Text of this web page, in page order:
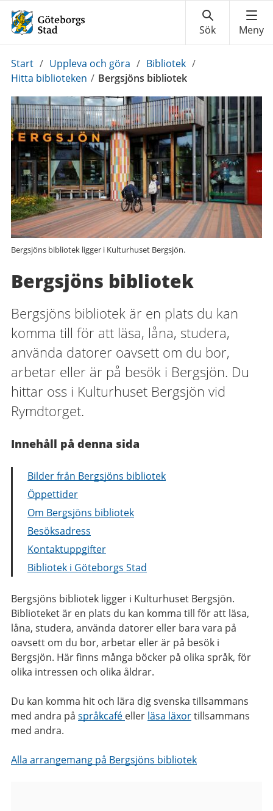
Du
är
Start / Uppleva och göra / Bibliotek /
Hitta biblioteken / Bergsjöns bibliotek
Bergsjöns bibliotek ligger i Kulturhuset Bergsjön.
Bergsjöns bibliotek
Bergsjöns bibliotek är en plats du kan
komma till för att läsa, låna, studera,
använda datorer oavsett om du bor,
arbetar eller är på besök i Bergsjön. Du
hittar oss i Kulturhuset Bergsjön vid
Rymdtorget.
Innehåll på denna sida
Bilder från Bergsjöns bibliotek
Öppettider
Om Bergsjöns bibliotek
Besöksadress
Kontaktuppgifter
Bibliotek i Göteborgs Stad
Bergsjöns bibliotek ligger i Kulturhuset Bergsjön.
Biblioteket är en plats du kan komma till för att läsa,
låna, studera, använda datorer eller bara vara på
oavsett om du bor, arbetar eller är på besök i
Bergsjön. Här finns många böcker på olika språk, för
olika intressen och olika åldrar.
Du kan komma hit och lära dig svenska tillsammans
med andra på språkcafé eller läsa läxortillsammans
med andra.
Alla arrangemang på Bergsjöns bibliotek